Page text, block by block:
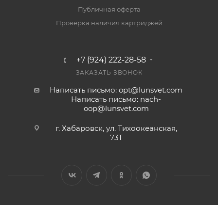
Публичная оферта
Проверка наличия картриджей
+7 (924) 222-28-58
ЗАКАЗАТЬ ЗВОНОК
Написать письмо: opt@lunsvet.com
Написать письмо: nach-
oop@lunsvet.com
г. Хабаровск, ул. Тихоокеанская,
73Т